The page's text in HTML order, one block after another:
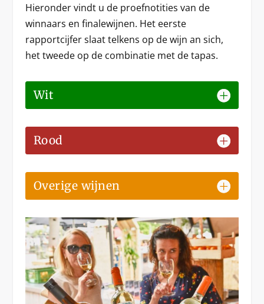
Hieronder vindt u de proefnotities van de
winnaars en finalewijnen. Het eerste
rapportcijfer slaat telkens op de wijn an sich,
het tweede op de combinatie met de tapas.
Wit
Rood
Overige wijnen